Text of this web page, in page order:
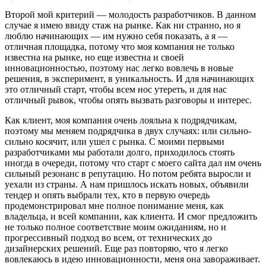
Второй мой критерий — молодость разработчиков. В данном
случае я имею ввиду стаж на рынке. Как ни странно, но я
люблю начинающих — им нужно себя показать, а я —
отличная площадка, потому что моя компания не только
известна на рынке, но еще известна и своей
инновационностью, поэтому нас легко вовлечь в новые
решения, в эксперимент, в уникальность. И для начинающих
это отличный старт, чтобы всем нос утереть, и для нас
отличный рывок, чтобы опять вызвать разговоры и интерес.
Как клиент, моя компания очень лояльна к подрядчикам,
поэтому мы меняем подрядчика в двух случаях: или сильно-
сильно косячит, или ушел с рынка. С моими первыми
разработчиками мы работали долго, приходилось стоять
иногда в очереди, потому что старт с моего сайта дал им очень
сильный резонанс в репутацию. Но потом ребята выросли и
уехали из страны. А нам пришлось искать новых, объявили
тендер и опять выбрали тех, кто в первую очередь
продемонстрировал мне полное понимание меня, как
владельца, и всей компании, как клиента. И смог предложить
не только полное соответствие моим ожиданиям, но и
прогрессивный подход во всем, от технических до
дизайнерских решений. Еще раз повторяю, что я легко
вовлекаюсь в идею инновационности, меня она завораживает.